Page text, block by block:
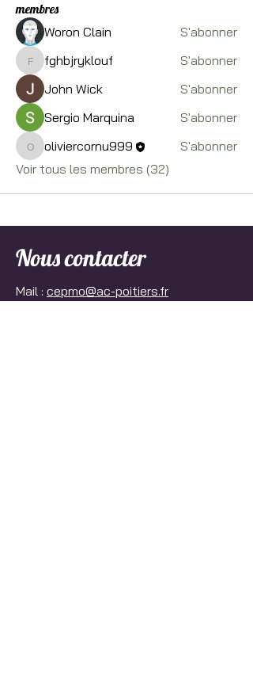
membres
Woron Clain
S'abonner
fghbjryklouf
fghbjryklouf
S'abonner
John Wick
S'abonner
Sergio Marquina
S'abonner
oliviercornu999
oliviercornu999
S'abonner
Voir tous les membres (32)
Nous contacter
Mail : cepmo@ac-poitiers.fr